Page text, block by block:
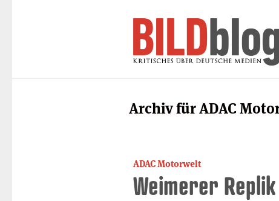
Archiv für ADAC
ADAC Motorwelt
Weimerer Replik